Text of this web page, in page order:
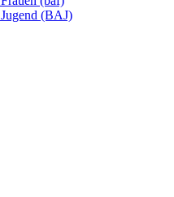
(BAJ)